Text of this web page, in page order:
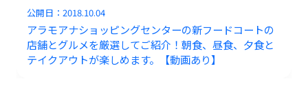
公開日：2018.10.04
アラモアナショッピングセンターの新フードコートの
店舗とグルメを厳選してご紹介！朝食、昼食、夕食と
テイクアウトが楽しめます。【動画あり】